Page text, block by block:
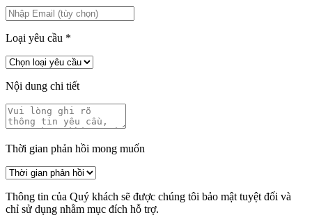
Loại yêu cầu *
Nội dung chi tiết
Thời gian phản hồi mong muốn
Thông tin của Quý khách sẽ được chúng tôi bảo mật tuyệt đối và
chỉ sử dụng nhằm mục đích hỗ trợ.